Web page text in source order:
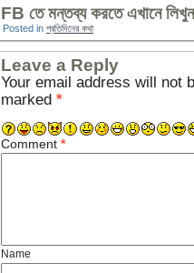
FB তে মন্তব্য করতে এখানে
Posted in প্রতিদিনের কথা
Leave a Reply
Your email address will not
marked *
Comment *
Name